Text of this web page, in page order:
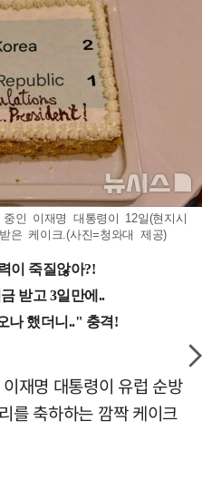
인 이재명 대통령이 12일(현지시
은 케이크.(사진=청와대 제공)
재명 대통령이 유럽 순방
를 축하하는 깜짝 케이크